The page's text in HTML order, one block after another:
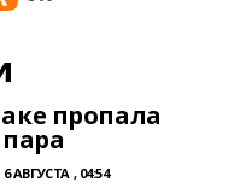
пропала
6 АВГУСТА , 04:54